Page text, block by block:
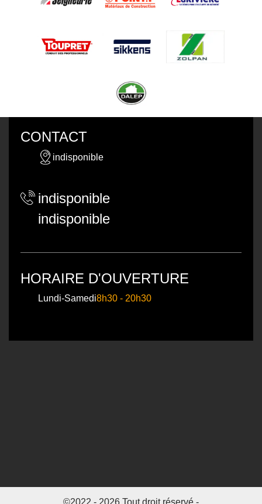
CONTACT
indisponible
indisponible
indisponible
HORAIRE D'OUVERTURE
Lundi-Samedi8h30 - 20h30
©2022 - 2026 Tout droit réservé -